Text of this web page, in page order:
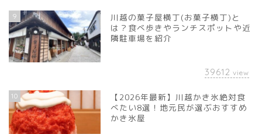
9
川越の菓子屋横丁(お菓子横丁)と
は？食べ歩きやランチスポットや近
隣駐車場を紹介
39612 view
10
【2026年最新】川越かき氷絶対食
べたい8選！地元民が選ぶおすすめ
かき氷屋